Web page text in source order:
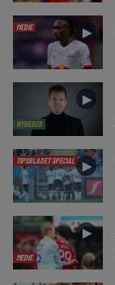
MEDIE ►
NYHEDER
►
TIPSBLADET SPECIAL ►
MEDIE
►